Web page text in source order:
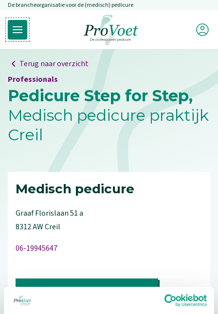
Overslaan en naar de inhoud gaan
De brancheorganisatie voor de (medisch) pedicure
Open hoofdmenu
Ga naar de homepagina
Mijn
Terug naar overzicht
Professionals
Pedicure Step for Step,
Medisch pedicure praktijk
Creil
Medisch pedicure
Graaf Florislaan51a
8312 AWCreil
06-19945647
Bezoek de website